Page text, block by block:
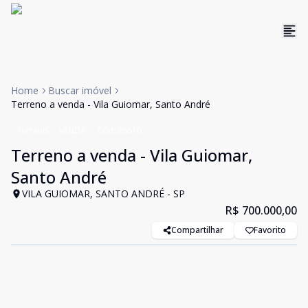
Home
Buscar imóvel
Terreno a venda - Vila Guiomar, Santo André
Terreno a venda - Vila Guiomar,
Santo André
VILA GUIOMAR, SANTO ANDRÉ - SP
R$ 700.000,00
Compartilhar Favorito